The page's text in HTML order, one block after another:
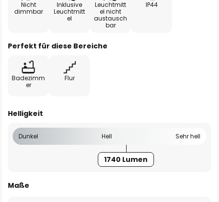
Nicht
dimmbar
Inklusive
Leuchtmitt
el
Leuchtmitt
el nicht
austausch
bar
IP44
Perfekt für diese Bereiche
Badezimm
er
Flur
Helligkeit
Dunkel Hell Sehr hell
1740 Lumen
Maße